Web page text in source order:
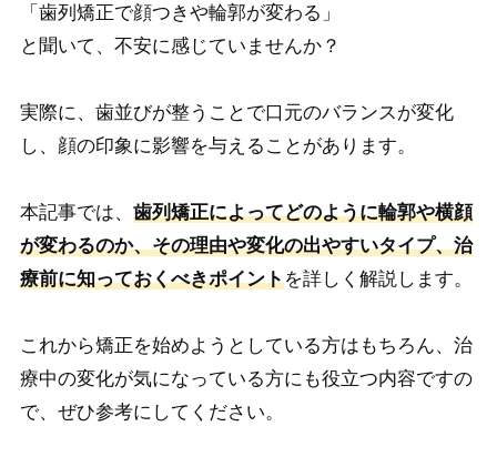
「歯列矯正で顔つきや輪郭が変わる」
と聞いて、不安に感じていませんか？
実際に、歯並びが整うことで口元のバランスが変化
し、顔の印象に影響を与えることがあります。
本記事では、 歯列矯正によってどのように輪郭や横顔
が変わるのか、その理由や変化の出やすいタイプ、治
療前に知っておくべきポイントを詳しく解説します。
これから矯正を始めようとしている方はもちろん、治
療中の変化が気になっている方にも役立つ内容ですの
で、ぜひ参考にしてください。